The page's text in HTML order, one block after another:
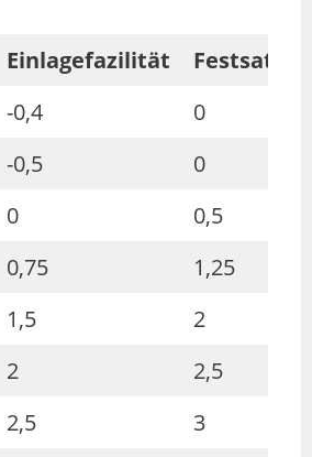
Einlagefazilität Festsatz
-0,4 0
-0,5 0
0 0,5
0,75 1,25
1,5 2
2 2,5
2,5 3